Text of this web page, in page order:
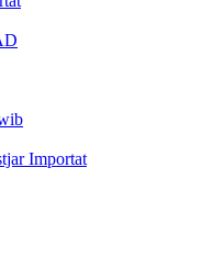
Importat